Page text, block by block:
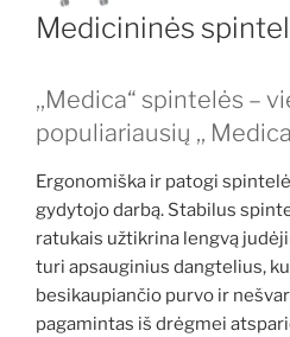
Medicininės
,,Medica“ spintelės –
populiariausių ,,
Ergonomiška ir patogi
gydytojo darbą. Stabilus
ratukais užtikrina lengvą
turi apsauginius dangtelius,
besikaupiančio purvo ir
pagamintas iš drėgmei